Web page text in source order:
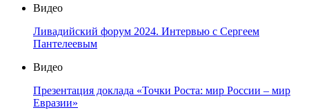
Видео
Ливадийский форум 2024. Интервью с Сергеем
Пантелеевым
Видео
Презентация доклада «Точки Роста: мир России – мир
Евразии»